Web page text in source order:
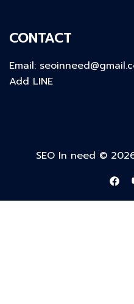
CONTACT
Email:
Add LINE
SEO In need ©